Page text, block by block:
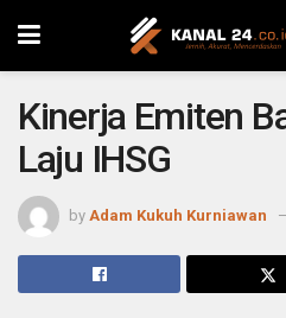
Kinerja Emiten
Laju IHSG
by Adam Kukuh Kurniawan